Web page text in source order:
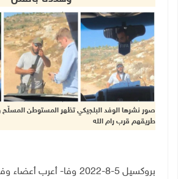
صور نشرها الوفد البلجيكي تظهر المستوطن
طريقهم قرب رام الله
بروكسيل 5-8-2022 وفا-